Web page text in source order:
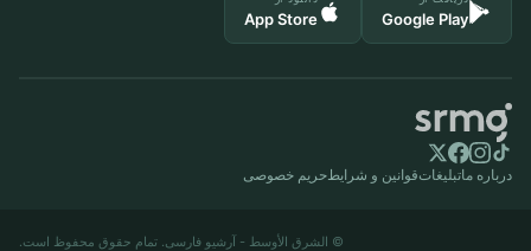
Google Play
App Store
درباره ماتبلیغاتقوانین و شرایط حریم خصوصی
© الشرق الأوسط - آرشیو فارسی. تمام حقوق محفوظ است.